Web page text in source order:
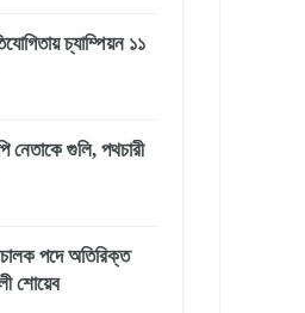
চ্যাম্পিয়ন ১১
নেতাকে গুলি, পথচারী
পদে অতিরিক্ত
শোয়েব